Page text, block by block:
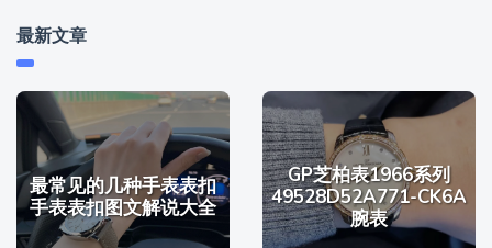
最新文章
最常见的几种手表表扣
手表表扣图文解说大全
GP芝柏表1966系列
49528D52A771-CK6A
腕表